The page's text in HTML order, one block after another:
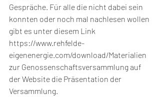
Gespräche. Für alle die nicht dabei sein
konnten oder noch mal nachlesen wollen
gibt es unter diesem Link
https://www.rehfelde-
eigenenergie.com/download/Materialien
zur Genossenschaftsversammlung auf
der Website die Präsentation der
Versammlung.